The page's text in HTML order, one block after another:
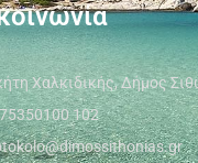
Χαλκιδικής, Δήμος
102